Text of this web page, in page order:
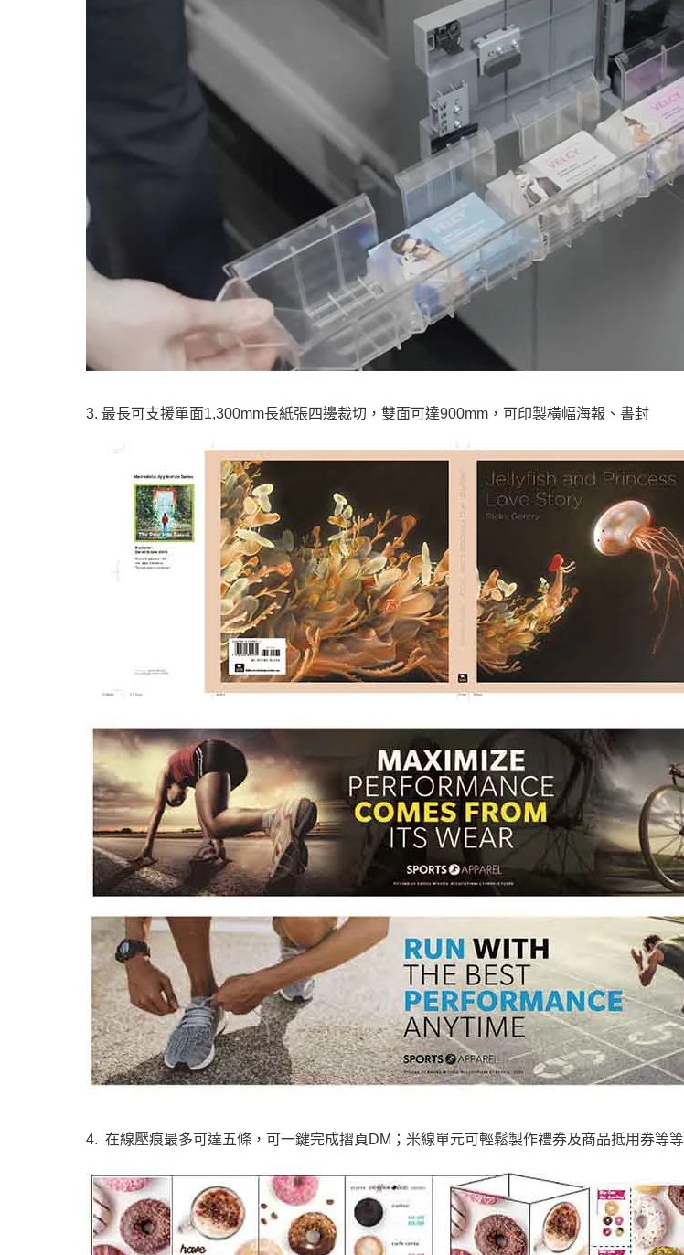
3. 最長可支援單面1,300mm長紙張四邊裁切，雙面可達900mm，可印製橫幅海報、書封
4. 在線壓痕最多可達五條，可一鍵完成摺頁DM；米線單元可輕鬆製作禮券及商品抵用券等等